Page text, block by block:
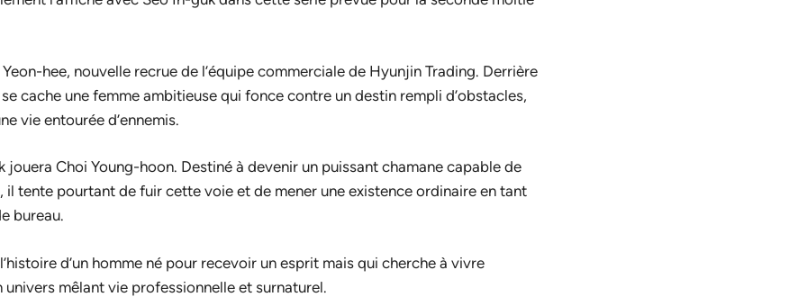
hee, nouvelle recrue de l’équipe commerciale de Hyunjin Trading. Derrière
cache une femme ambitieuse qui fonce contre un destin rempli d’obstacles,
vie entourée d’ennemis.
jouera Choi Young-hoon. Destiné à devenir un puissant chamane capable de
il tente pourtant de fuir cette voie et de mener une existence ordinaire en tant
bureau.
d’un homme né pour recevoir un esprit mais qui cherche à vivre
univers mêlant vie professionnelle et surnaturel.